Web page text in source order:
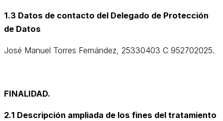
1.3 Datos de contacto del Delegado de Protección
de Datos
José Manuel Torres Fernández, 25330403 C 952702025.
FINALIDAD.
2.1 Descripción ampliada de los fines del tratamiento